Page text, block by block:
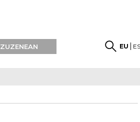
ZUZENEAN EU